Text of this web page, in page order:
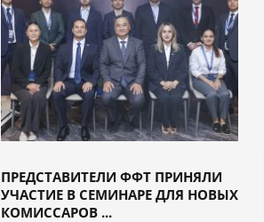
ПРЕДСТАВИТЕЛИ ФФТ ПРИНЯЛИ
УЧАСТИЕ В СЕМИНАРЕ ДЛЯ НОВЫХ
КОМИССАРОВ ...